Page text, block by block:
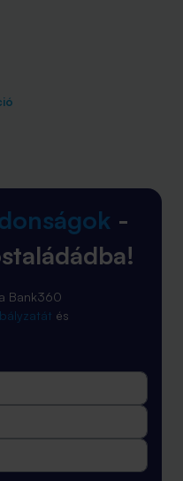
-
Bank360
és